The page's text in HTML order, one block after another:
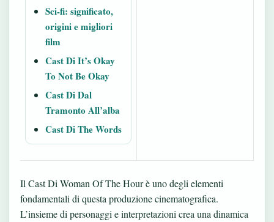
Sci-fi: significato,
origini e migliori
film
Cast Di It’s Okay
To Not Be Okay
Cast Di Dal
Tramonto All’alba
Cast Di The Words
Il Cast Di Woman Of The Hour è uno degli elementi
fondamentali di questa produzione cinematografica.
L’insieme di personaggi e interpretazioni crea una dinamica